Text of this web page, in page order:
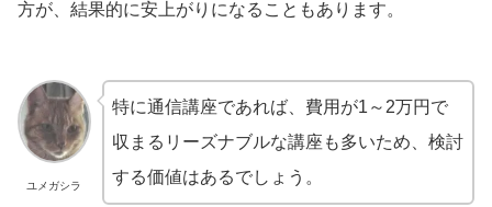
方が、結果的に安上がりになることもあります。
ユメガシラ
特に通信講座であれば、費用が1～2万円で
収まるリーズナブルな講座も多いため、検討
する価値はあるでしょう。